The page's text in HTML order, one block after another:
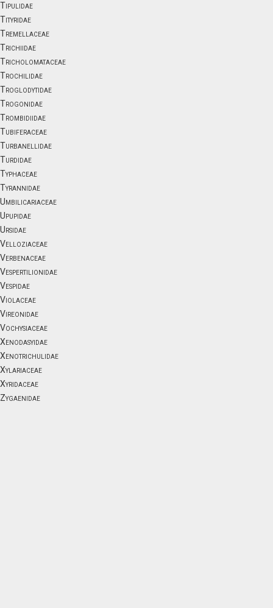
Tipulidae
Tityridae
Tremellaceae
Trichiidae
Tricholomataceae
Trochilidae
Troglodytidae
Trogonidae
Trombidiidae
Tubiferaceae
Turbanellidae
Turdidae
Typhaceae
Tyrannidae
Umbilicariaceae
Upupidae
Ursidae
Velloziaceae
Verbenaceae
Vespertilionidae
Vespidae
Violaceae
Vireonidae
Vochysiaceae
Xenodasyidae
Xenotrichulidae
Xylariaceae
Xyridaceae
Zygaenidae